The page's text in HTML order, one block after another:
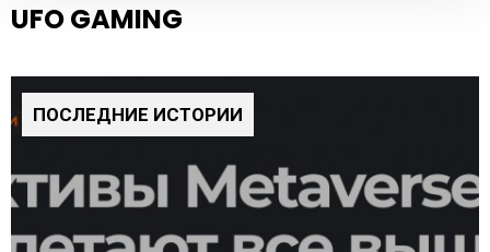
UFO GAMING
ПОСЛЕДНИЕ ИСТОРИИ